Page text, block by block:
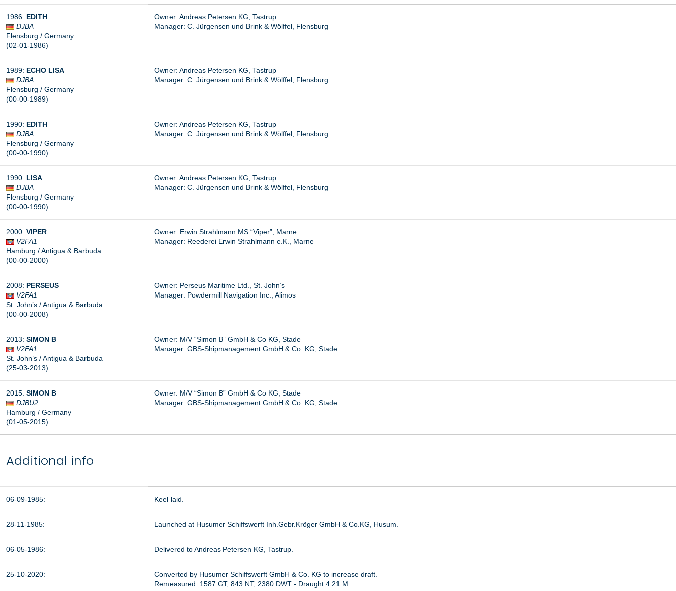
1986: EDITH
DJBA
Flensburg / Germany
(02-01-1986)
Owner: Andreas Petersen KG, Tastrup
Manager: C. Jürgensen und Brink & Wölffel, Flensburg
1989: ECHO LISA
DJBA
Flensburg / Germany
(00-00-1989)
Owner: Andreas Petersen KG, Tastrup
Manager: C. Jürgensen und Brink & Wölffel, Flensburg
1990: EDITH
DJBA
Flensburg / Germany
(00-00-1990)
Owner: Andreas Petersen KG, Tastrup
Manager: C. Jürgensen und Brink & Wölffel, Flensburg
1990: LISA
DJBA
Flensburg / Germany
(00-00-1990)
Owner: Andreas Petersen KG, Tastrup
Manager: C. Jürgensen und Brink & Wölffel, Flensburg
2000: VIPER
V2FA1
Hamburg / Antigua & Barbuda
(00-00-2000)
Owner: Erwin Strahlmann MS “Viper”, Marne
Manager: Reederei Erwin Strahlmann e.K., Marne
2008: PERSEUS
V2FA1
St. John’s / Antigua & Barbuda
(00-00-2008)
Owner: Perseus Maritime Ltd., St. John’s
Manager: Powdermill Navigation Inc., Alimos
2013: SIMON B
V2FA1
St. John’s / Antigua & Barbuda
(25-03-2013)
Owner: M/V “Simon B” GmbH & Co KG, Stade
Manager: GBS-Shipmanagement GmbH & Co. KG, Stade
2015: SIMON B
DJBU2
Hamburg / Germany
(01-05-2015)
Owner: M/V “Simon B” GmbH & Co KG, Stade
Manager: GBS-Shipmanagement GmbH & Co. KG, Stade
Additional info
06-09-1985: Keel laid.
28-11-1985: Launched at Husumer Schiffswerft Inh.Gebr.Kröger GmbH & Co.KG, Husum.
06-05-1986: Delivered to Andreas Petersen KG, Tastrup.
25-10-2020:
Converted by Husumer Schiffswerft GmbH & Co. KG to increase draft.
Remeasured: 1587 GT, 843 NT, 2380 DWT - Draught 4.21 M.